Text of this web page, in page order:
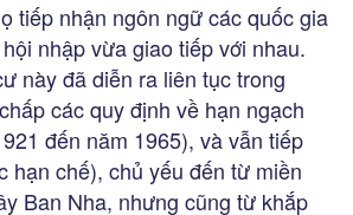
tiếp nhận ngôn ngữ các quốc gia
nhập vừa giao tiếp với nhau.
này đã diễn ra liên tục trong
các quy định về hạn ngạch
đến năm 1965), và vẫn tiếp
hạn chế), chủ yếu đến từ miền
Ban Nha, nhưng cũng từ khắp